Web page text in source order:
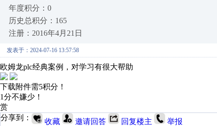
年度积分：0
历史总积分：165
注册：2016年4月21日
发表于：2024-07-16 13:57:58
欧姆龙plc经典案例，对学习有很大帮助
下载附件需5积分！
1分不嫌少！
赏
分享到：
收藏 邀请回答 回复楼主 举报